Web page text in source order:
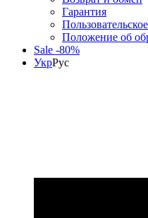
Гарантия
Положение об
Sale -80%
УкрРус